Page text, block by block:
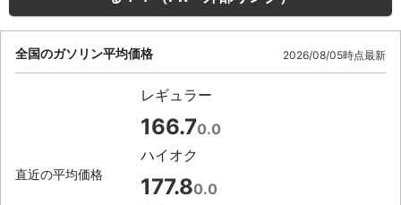
全国のガソリン平均価格 2026/08/05時点最新
直近の平均価格
レギュラー
166.70.0
ハイオク
177.80.0